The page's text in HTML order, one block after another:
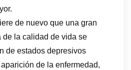
de nuevo que una gran
de la calidad de vida se
de estados depresivos
de la enfermedad,